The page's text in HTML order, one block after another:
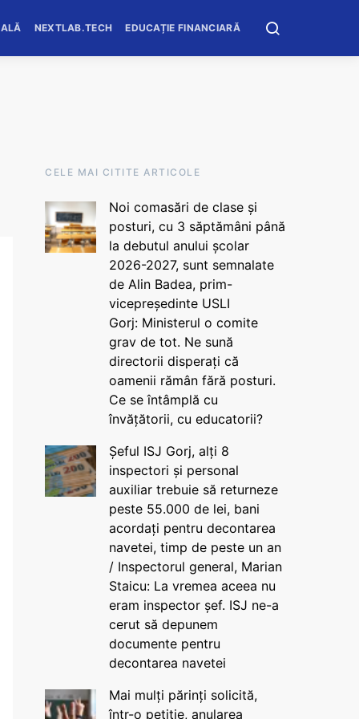
NEXTLAB.TECH EDUCAȚIE FINANCIARĂ
CELE MAI CITITE ARTICOLE
Noi comasări de clase și
posturi, cu 3 săptămâni până
la debutul anului școlar
2026-2027, sunt semnalate
de Alin Badea, prim-
vicepreședinte USLI
Gorj: Ministerul o comite
grav de tot. Ne sună
directorii disperați că
oamenii rămân fără posturi.
Ce se întâmplă cu
învățătorii, cu educatorii?
Șeful ISJ Gorj, alți 8
inspectori și personal
auxiliar trebuie să returneze
peste 55.000 de lei, bani
acordați pentru decontarea
navetei, timp de peste un an
/ Inspectorul general, Marian
Staicu: La vremea aceea nu
eram inspector șef. ISJ ne-a
cerut să depunem
documente pentru
decontarea navetei
Mai mulți părinți solicită,
într-o petiție, anularea